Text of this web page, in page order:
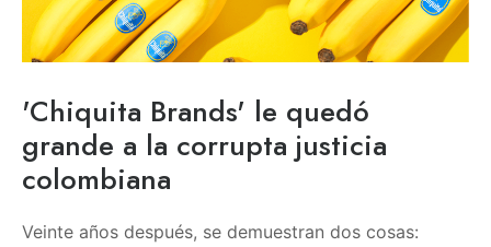
'Chiquita Brands' le quedó
grande a la corrupta justicia
colombiana
Veinte años después, se demuestran dos cosas: